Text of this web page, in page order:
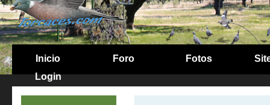
Inicio Foro Fotos
Login